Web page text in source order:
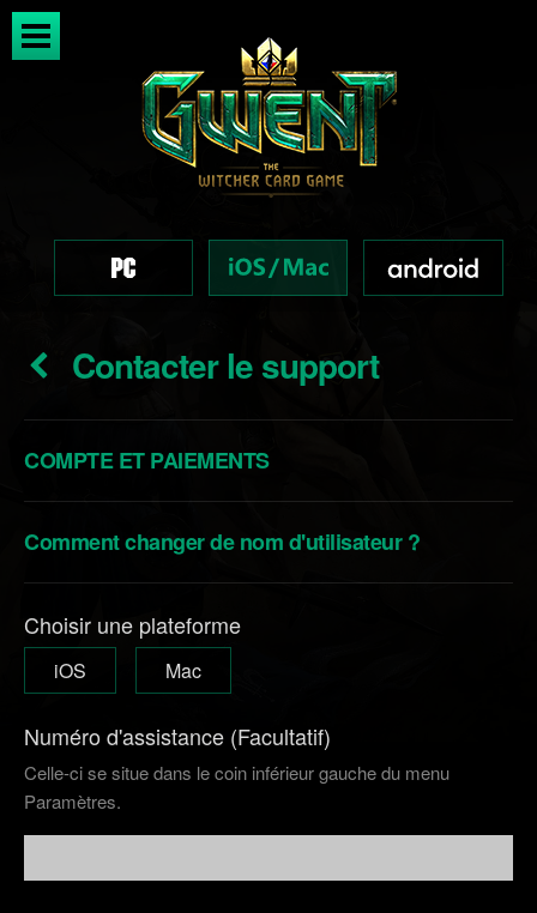
Contacter le support
COMPTE ET PAIEMENTS
Comment changer de nom d'utilisateur ?
Choisir une plateforme
iOS Mac
Numéro d'assistance (Facultatif)
Celle-ci se situe dans le coin inférieur gauche du menu
Paramètres.